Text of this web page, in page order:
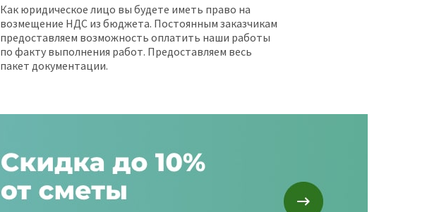
Как юридическое лицо вы будете иметь право на
возмещение НДС из бюджета. Постоянным заказчикам
предоставляем возможность оплатить наши работы
по факту выполнения работ. Предоставляем весь
пакет документации.